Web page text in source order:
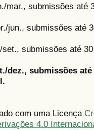
mar., submissões até
jun., submissões até
submissões até
dez., submissões
com uma Licença
4.0